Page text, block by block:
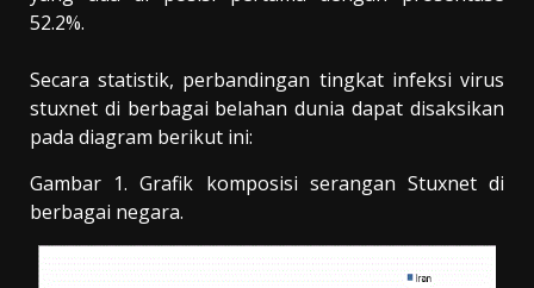
52.2%.
Secara statistik, perbandingan tingkat infeksi virus
stuxnet di berbagai belahan dunia dapat disaksikan
pada diagram berikut ini:
Gambar 1. Grafik komposisi serangan Stuxnet di
berbagai negara.